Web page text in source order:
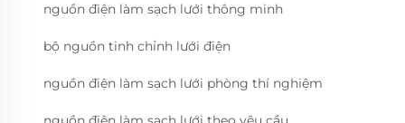
nguồn điện làm sạch lưới thông minh
bộ nguồn tinh chỉnh lưới điện
nguồn điện làm sạch lưới phòng thí nghiệm